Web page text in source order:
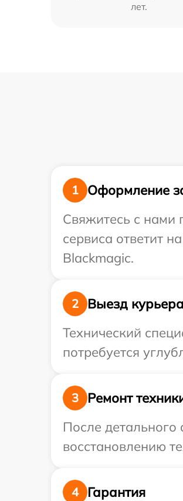
лет.
1
Оформление
Свяжитесь с нами
сервиса ответит
Blackmagic.
2
Выезд
Технический
потребуется
3
Ремонт
После
восстановлению
4
Гарантия